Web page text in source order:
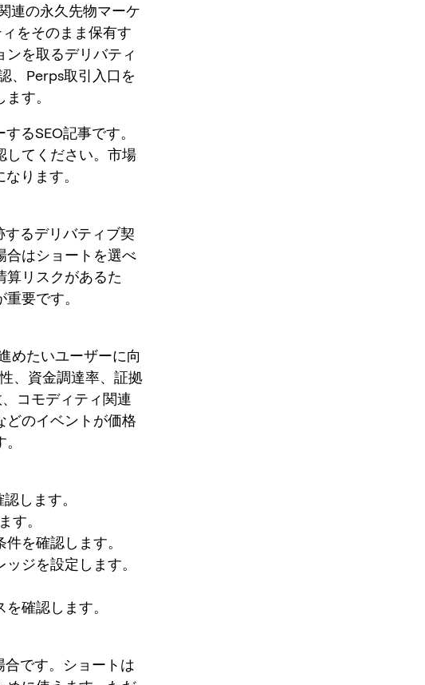
連の永久先物マーケ
をそのまま保有す
ンを取るデリバティ
、Perps取引入口を
す。
るSEO記事です。
してください。市場
なります。
るデリバティブ契
合はショートを選べ
算リスクがあるた
要です。
めたいユーザーに向
、資金調達率、証拠
コモディティ関連
どのイベントが価格
します。
す。
を確認します。
ジを設定します。
確認します。
です。ショートは